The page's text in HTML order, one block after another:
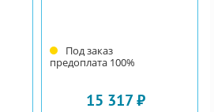
Под заказ
предоплата 100%
15 317 ₽